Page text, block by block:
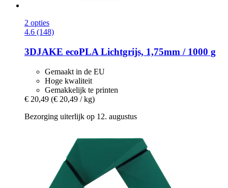
2 opties
4.6 (148)
3DJAKE ecoPLA Lichtgrijs, 1,75mm / 1000 g
Gemaakt in de EU
Hoge kwaliteit
Gemakkelijk te printen
€ 20,49 (€ 20,49 / kg)
Bezorging uiterlijk op 12. augustus